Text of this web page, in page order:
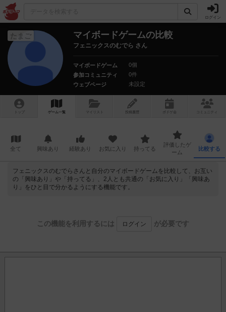
ログイン
たまご マイボードゲームの比較
フェニックスのむでら さん
マイボードゲーム
0個
参加コミュニティ
0件
ウェブページ
未設定
トップ ゲーム一覧 マイリスト 投稿履歴 ボ ドゲ コミュニティ
全て 興味あり 経験あり お気に入り 持ってる
評価したゲ
ーム
比較する
フェニックスのむでらさんと自分のマイボードゲームを比較して、お互い
の「興味あり」や「持ってる」、2人とも共通の「お気に入り」「興味あ
り」をひと目で分かるようにする機能です。
この機能を利用するには ログイン が必要です